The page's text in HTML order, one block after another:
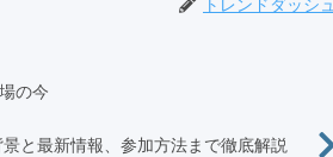
トレンドダッシュ
の今
と最新情報、参加方法まで徹底解説